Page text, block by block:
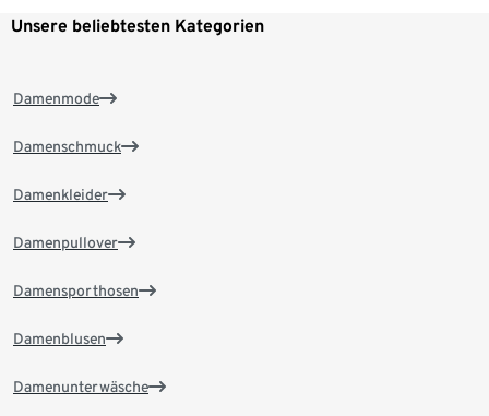
Unsere beliebtesten Kategorien
Damenmode
Damenschmuck
Damenkleider
Damenpullover
Damensporthosen
Damenblusen
Damenunterwäsche